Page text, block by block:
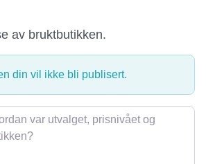
av bruktbutikken.
din vil ikke bli publisert.